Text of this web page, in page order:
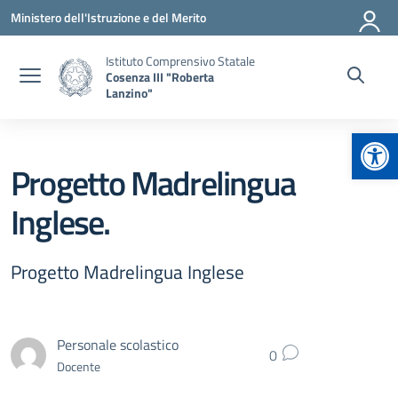
Vai ai contenuti
Vai al menu di navigazione
Vai al footer
Ministero dell'Istruzione e del Merito
Istituto Comprensivo Statale
Cosenza III "Roberta
Lanzino"
Progetto Madrelingua
Inglese.
Progetto Madrelingua Inglese
Personale scolastico
Docente 0